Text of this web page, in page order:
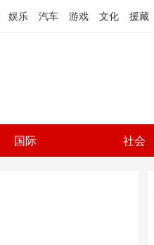
娱乐 汽车 游戏 文化 援藏
国际 社会